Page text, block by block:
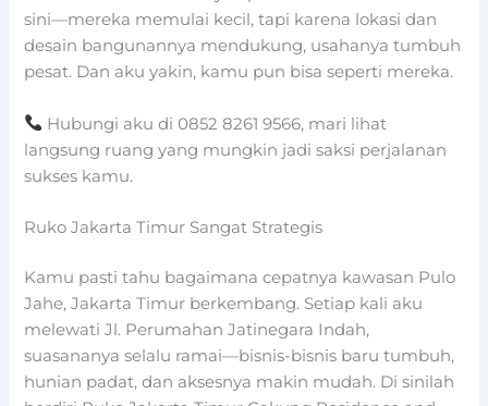
sini—mereka memulai kecil, tapi karena lokasi dan
desain bangunannya mendukung, usahanya tumbuh
pesat. Dan aku yakin, kamu pun bisa seperti mereka.
Hubungi aku di 0852 8261 9566, mari lihat
langsung ruang yang mungkin jadi saksi perjalanan
sukses kamu.
Ruko Jakarta Timur Sangat Strategis
Kamu pasti tahu bagaimana cepatnya kawasan Pulo
Jahe, Jakarta Timur berkembang. Setiap kali aku
melewati Jl. Perumahan Jatinegara Indah,
suasananya selalu ramai—bisnis-bisnis baru tumbuh,
hunian padat, dan aksesnya makin mudah. Di sinilah